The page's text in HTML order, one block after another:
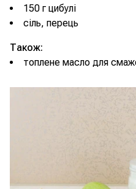
150 г цибулі
сіль, перець
Також:
топлене масло для